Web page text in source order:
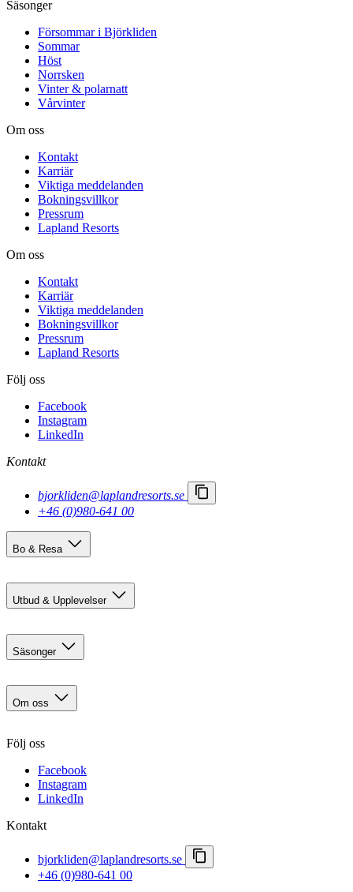
Säsonger
Försommar i Björkliden
Sommar
Höst
Norrsken
Vinter & polarnatt
Vårvinter
Om oss
Kontakt
Karriär
Viktiga meddelanden
Bokningsvillkor
Pressrum
Lapland Resorts
Om oss
Kontakt
Karriär
Viktiga meddelanden
Bokningsvillkor
Pressrum
Lapland Resorts
Följ oss
Facebook
Instagram
LinkedIn
Kontakt
bjorkliden@laplandresorts.se
+46 (0)980-641 00
Bo & Resa
Utbud & Upplevelser
Sommaraktiviteter
Restauranger
Sällskapsaktiviteter
Säsonger
Sommar
Höst
Vårvinter
Om oss
Karriär
Bokningsvillkor
Pressrum
Lapland Resorts
Följ oss
Facebook
Instagram
LinkedIn
Kontakt
bjorkliden@laplandresorts.se
+46 (0)980-641 00